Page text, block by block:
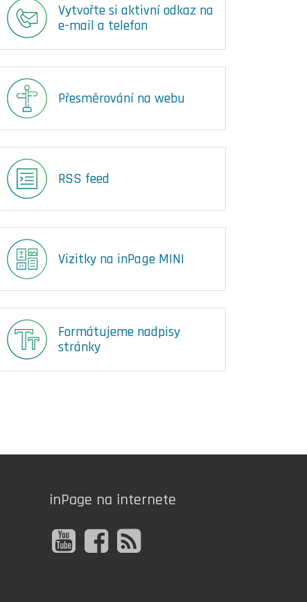
Vytvořte si aktivní odkaz na
e-mail a telefon
Přesměrování na webu
RSS feed
Vizitky na inPage MINI
Formátujeme nadpisy
stránky
inPage na internete